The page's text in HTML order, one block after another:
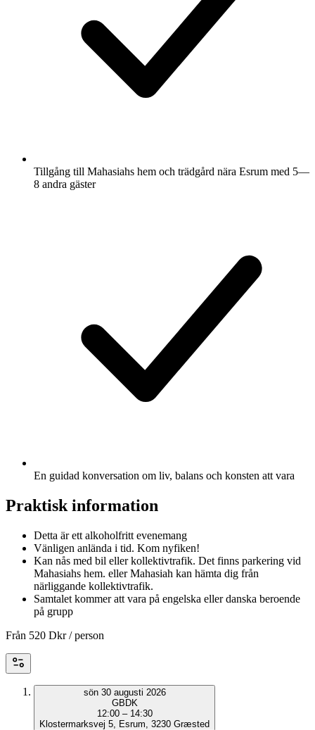
Tillgång till Mahasiahs hem och trädgård nära Esrum med 5—
8 andra gäster
En guidad konversation om liv, balans och konsten att vara
Praktisk information
Detta är ett alkoholfritt evenemang
Vänligen anlända i tid. Kom nyfiken!
Kan nås med bil eller kollektivtrafik. Det finns parkering vid
Mahasiahs hem. eller Mahasiah kan hämta dig från
närliggande kollektivtrafik.
Samtalet kommer att vara på engelska eller danska beroende
på grupp
Från 520 Dkr/ person
sön 30 augusti 2026
GBDK
12:00 – 14:30
Klostermarksvej 5, Esrum, 3230 Græsted